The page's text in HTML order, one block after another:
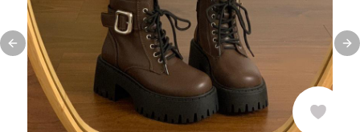
Previous slide